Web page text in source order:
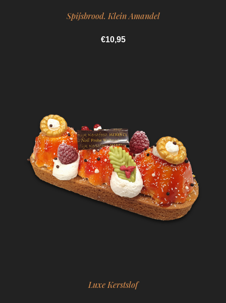
Spijsbrood. Klein Amandel
€10,95
Luxe Kerstslof